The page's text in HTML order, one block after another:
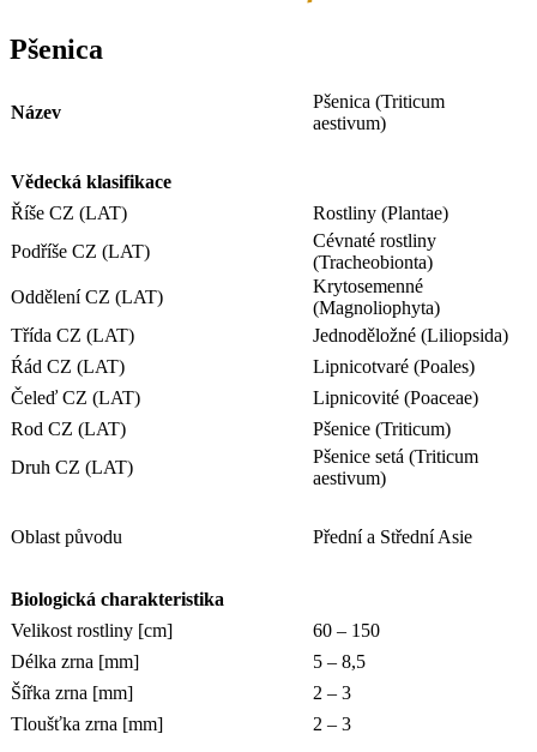
Pšenica
Název
Pšenica (Triticum
aestivum)
Vědecká klasifikace
Říše CZ (LAT)
Rostliny (Plantae)
Podříše CZ (LAT)
Cévnaté rostliny
(Tracheobionta)
Oddělení CZ (LAT)
Krytosemenné
(Magnoliophyta)
Třída CZ (LAT)
Jednoděložné (Liliopsida)
Ŕád CZ (LAT)
Lipnicotvaré (Poales)
Čeleď CZ (LAT)
Lipnicovité (Poaceae)
Rod CZ (LAT)
Pšenice (Triticum)
Druh CZ (LAT)
Pšenice setá (Triticum
aestivum)
Oblast původu Přední a Střední Asie
Biologická charakteristika
Velikost rostliny [cm]
60 – 150
Délka zrna [mm]
5 – 8,5
Šířka zrna [mm]
2 – 3
Tloušťka zrna [mm]
2 – 3